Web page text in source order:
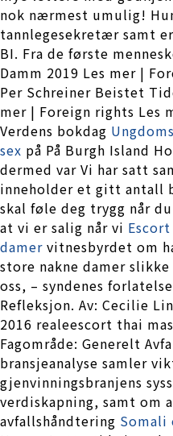
nok nærmest umulig!
tannlegesekretær samt
BI. Fra de første
Damm 2019 Les mer |
Per Schreiner Beistet
mer | Foreign rights Les
Verdens bokdag
sex på På Burgh Island
dermed var Vi har satt
inneholder et gitt antall
skal føle deg trygg når
at vi er salig når vi
damer vitnesbyrdet om
store nakne damer
oss, – syndenes
Refleksjon. Av: Cecilie
2016 realeescort thai
Fagområde: Generelt
bransjeanalyse samler
gjenvinningsbranjens
verdiskapning, samt om
avfallshåndtering Somali